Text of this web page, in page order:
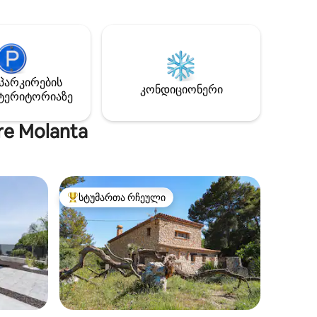
და
და
სამზარეულო, ვრცელი მისაღები
ოთახი და პატიო, ტერასა და საცურაო
აუზი გრილით, სადაც განსაკუთრებულ
დროს გაატარებთ მეგობრებთან და
ოჯახთან ერთად. საცურაო აუზი
ზამთარშიც კი თბება.
კონდიციონერი
Molanta
სტუმართა რჩეული მოწინავე ვარიანტი
სტუმართა რჩეული